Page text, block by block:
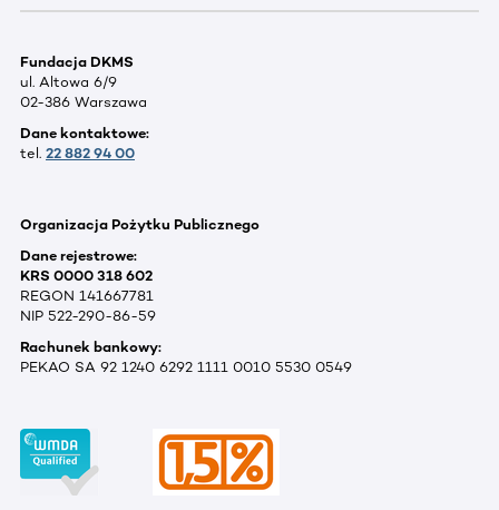
Fundacja DKMS
ul. Altowa 6/9
02-386 Warszawa
Dane kontaktowe:
tel. 22 882 94 00
Organizacja Pożytku Publicznego
Dane rejestrowe:
KRS 0000 318 602
REGON 141667781
NIP 522-290-86-59
Rachunek bankowy:
PEKAO SA 92 1240 6292 1111 0010 5530 0549